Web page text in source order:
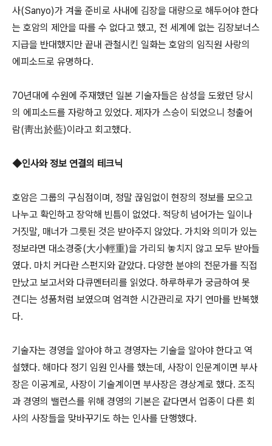
사(Sanyo)가 겨울 준비로 사내에 김장을 대량으로 해두어야 한다
는 호암의 제안을 따를 수 없다고 했고, 전 세계에 없는 김장보너스
지급을 반대했지만 끝내 관철시킨 일화는 호암의 임직원 사랑의
에피소드로 유명하다.
70년대에 수원에 주재했던 일본 기술자들은 삼성을 도왔던 당시
의 에피소드를 자랑하고 있었다. 제자가 스승이 되었으니 청출어
람(靑出於藍)이라고 회고했다.
◆인사와 정보 연결의 테크닉
호암은 그룹의 구심점이며, 정말 끊임없이 현장의 정보를 모으고
나누고 확인하고 장악해 빈틈이 없었다. 적당히 넘어가는 일이나
거짓말, 매너가 그릇된 것은 받아주지 않았다. 가치와 의미가 있는
정보라면 대소경중(大小輕重)을 가리되 놓치지 않고 모두 받아들
였다. 마치 커다란 스펀지와 같았다. 다양한 분야의 전문가를 직접
만났고 보고서와 다큐멘터리를 읽었다. 하루하루가 궁금하여 못
견디는 성품처럼 보였으며 엄격한 시간관리로 자기 연마를 반복했
다.
기술자는 경영을 알아야 하고 경영자는 기술을 알아야 한다고 역
설했다. 해마다 정기 임원 인사를 했는데, 사장이 인문계이면 부사
장은 이공계로, 사장이 기술계이면 부사장은 경상계로 했다. 조직
과 경영의 밸런스를 위해 경영의 기본은 같다면서 업종이 다른 회
사의 사장들을 맞바꾸기도 하는 인사를 단행했다.